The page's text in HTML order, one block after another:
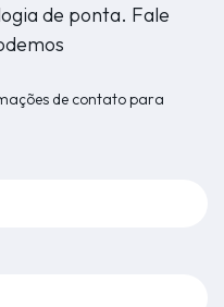
de ponta. Fale
de contato para